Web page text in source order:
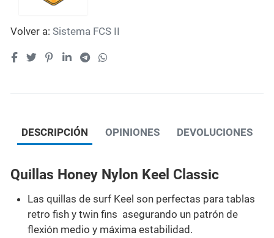
Volver a: Sistema FCS II
DESCRIPCIÓN OPINIONES DEVOLUCIONES
Quillas Honey Nylon Keel Classic
Las quillas de surf Keel son perfectas para tablas
retro fish y twin fins asegurando un patrón de
flexión medio y máxima estabilidad.